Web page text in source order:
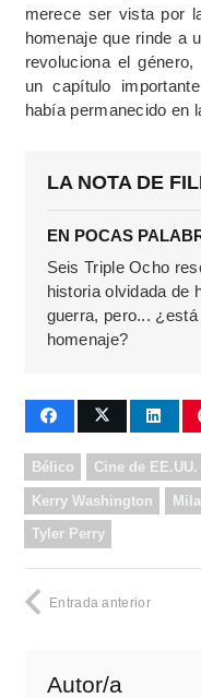
merece ser vista por
homenaje que rinde a
revoluciona el
un capítulo
había permanecido en
LA NOTA DE
EN POCAS
Seis Triple Ocho
historia olvidada de
guerra, pero...
homenaje?
Bélico Cine de EE.UU.
Kerry Washington
Tyler Perry
Entrada anterior
Autor/a